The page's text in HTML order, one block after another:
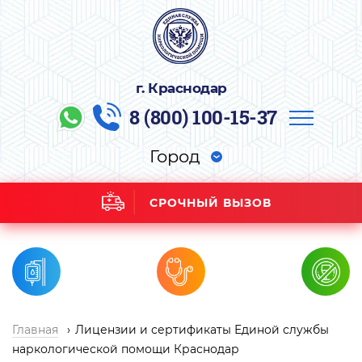
г. Краснодар
8 (800) 100-15-37
Город
СРОЧНЫЙ ВЫЗОВ
Главная
Лицензии и сертификаты Единой службы
наркологической помощи Краснодар